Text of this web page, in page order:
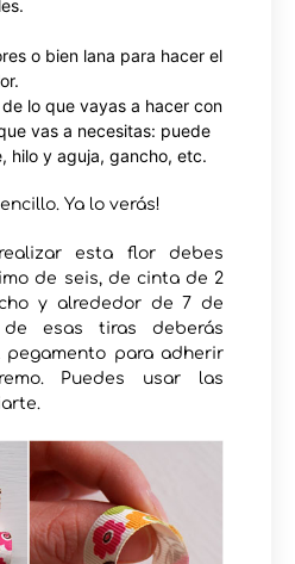
o bien lana para hacer el
lo que vayas a hacer con
vas a necesitas: puede
hilo y aguja, gancho, etc.
Ya lo verás!
esta flor debes
de seis, de cinta de 2
y alrededor de 7 de
esas tiras deberás
para adherir
Puedes usar las